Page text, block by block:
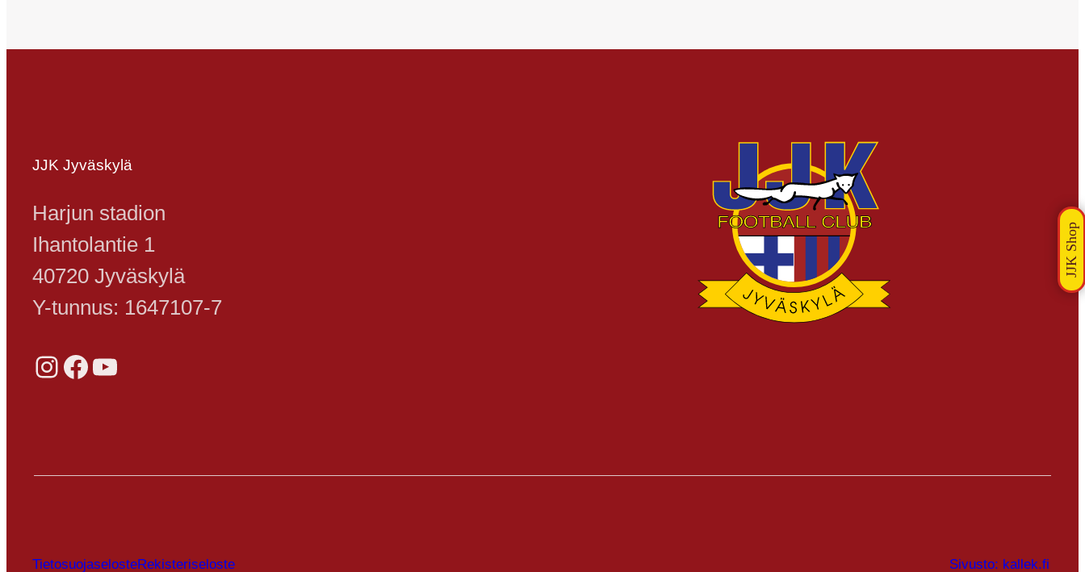
JJK Jyväskylä
Harjun stadion
Ihantolantie 1
40720 Jyväskylä
Y-tunnus: 1647107-7
Instagram Facebook YouTube
TietosuojaselosteRekisteriseloste Sivusto: kallek.fi